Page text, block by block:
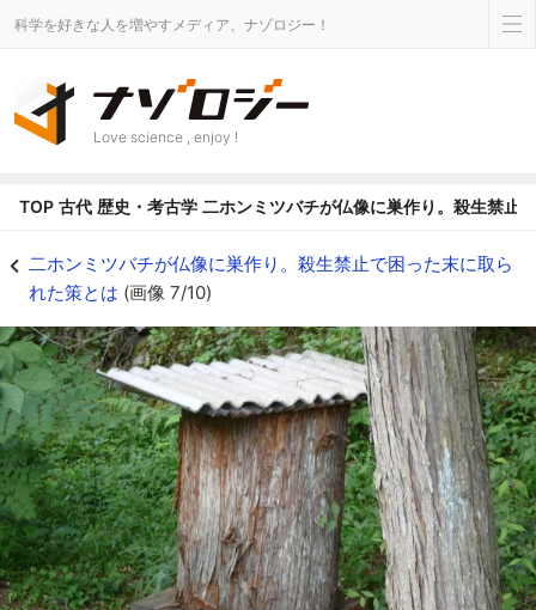
科学を好きな人を増やすメディア、ナゾロジー！
Love science , enjoy !
TOP 古代 歴史・考古学 二ホンミツバチが仏像に巣作り。殺生禁止
二ホンミツバチが仏像に巣作り。殺生禁止で困った末に取ら
れた策とは (画像 7/10)